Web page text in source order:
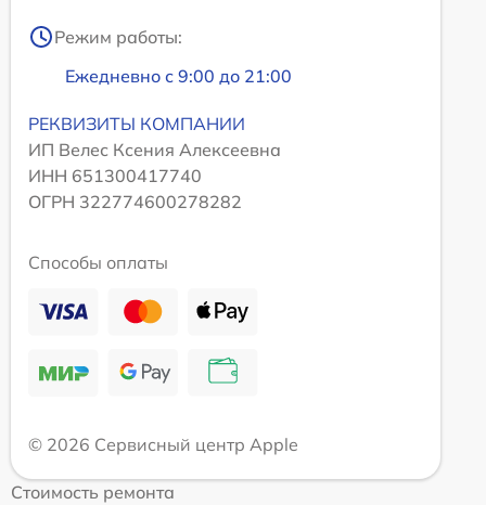
Режим работы:
Ежедневно с 9:00 до 21:00
РЕКВИЗИТЫ КОМПАНИИ
ИП Велес Ксения Алексеевна
ИНН 651300417740
ОГРН 322774600278282
Способы оплаты
© 2026 Сервисный центр Apple
Стоимость ремонта